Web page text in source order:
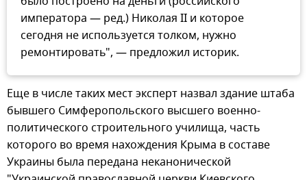
императора — ред.) Николая II и которое
сегодня не используется толком, нужно
ремонтировать", — предложил историк.
Еще в числе таких мест эксперт назвал здание штаба
бывшего Симферопольского высшего военно-
политического строительного училища, часть
которого во время нахождения Крыма в составе
Украины была передана неканонической